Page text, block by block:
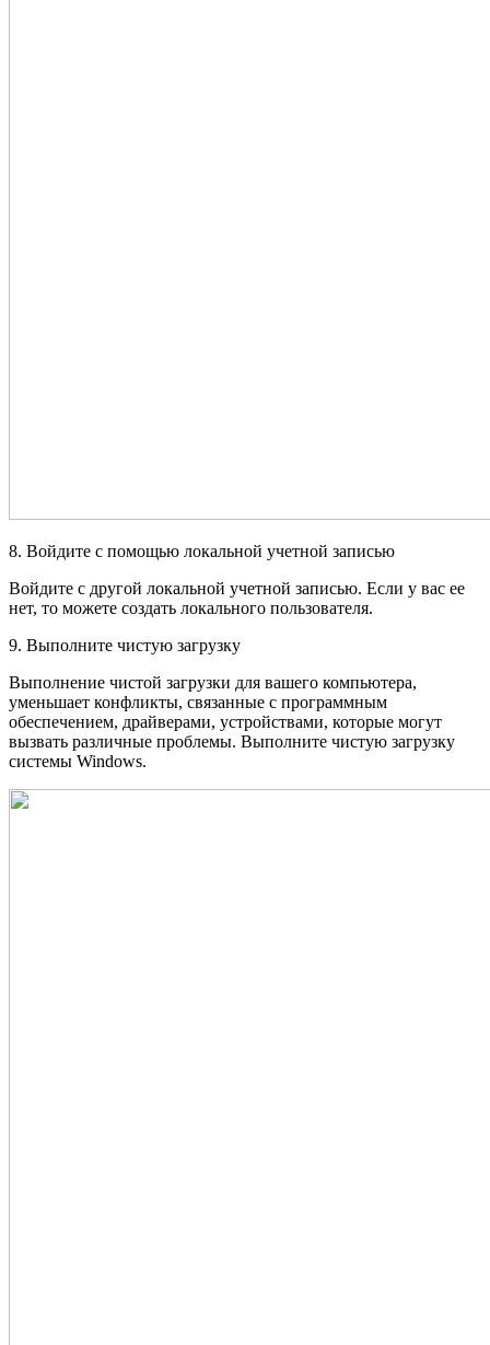
8. Войдите с помощью локальной учетной записью
Войдите с другой локальной учетной записью. Если у вас ее
нет, то можете создать локального пользователя.
9. Выполните чистую загрузку
Выполнение чистой загрузки для вашего компьютера,
уменьшает конфликты, связанные с программным
обеспечением, драйверами, устройствами, которые могут
вызвать различные проблемы. Выполните чистую загрузку
системы Windows.